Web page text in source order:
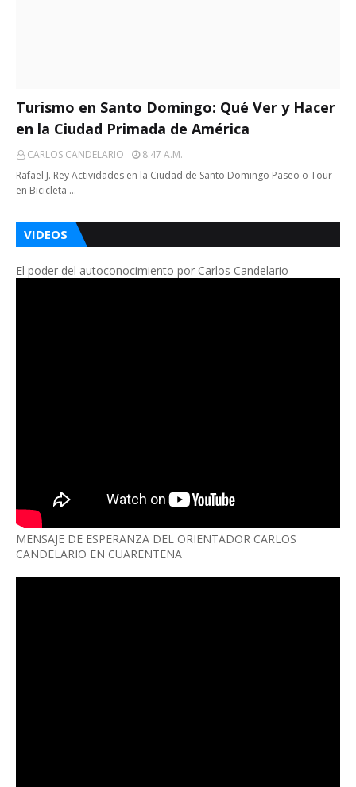
Turismo en Santo Domingo: Qué Ver y Hacer
en la Ciudad Primada de América
CARLOS CANDELARIO
8:47 A.m.
Rafael J. Rey Actividades en la Ciudad de Santo Domingo Paseo o Tour
en Bicicleta …
VIDEOS
El poder del autoconocimiento por Carlos Candelario
MENSAJE DE ESPERANZA DEL ORIENTADOR CARLOS
CANDELARIO EN CUARENTENA